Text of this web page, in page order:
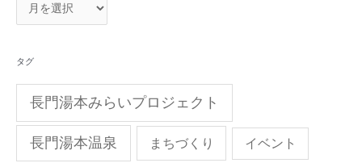
タグ
長門湯本みらいプロジェクト
長門湯本温泉 まちづくり イベント